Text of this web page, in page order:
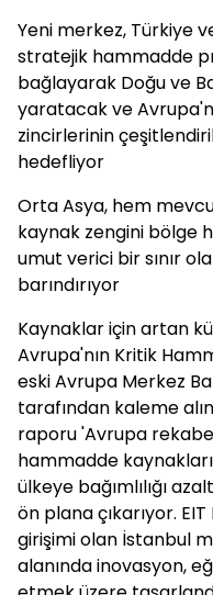
Yeni merkez, Türkiye
stratejik hammadde
bağlayarak Doğu ve
yaratacak ve
zincirlerinin
hedefliyor
Orta Asya, hem
kaynak zengini bölge
umut verici bir sınır
barındırıyor
Kaynaklar için artan
Avrupa'nın Kritik
eski Avrupa Merkez
tarafından kaleme
raporu 'Avrupa
hammadde
ülkeye bağımlılığı
ön plana çıkarıyor.
girişimi olan İstanbul
alanında inovasyon,